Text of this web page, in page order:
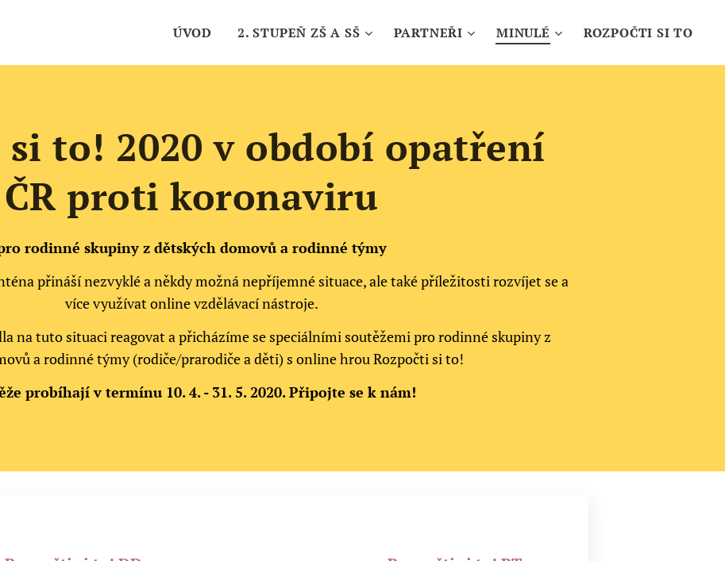
ÚVOD 2. STUPEŇ ZŠ A SŠ PARTNEŘI MINULÉ ROZPOČTI SI TO
si to! 2020 v období opatření
ČR proti koronaviru
rodinné skupiny z dětských domovů a rodinné týmy
přináší nezvyklé a někdy možná nepříjemné situace, ale také příležitosti rozvíjet se a
více využívat online vzdělávací nástroje.
na tuto situaci reagovat a přicházíme se speciálními soutěžemi pro rodinné skupiny z
a rodinné týmy (rodiče/prarodiče a děti) s online hrou Rozpočti si to!
probíhají v termínu 10. 4. - 31. 5. 2020. Připojte se k nám!